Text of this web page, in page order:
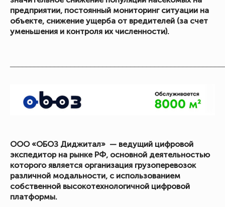
предприятии, постоянный мониторинг ситуации на
объекте, снижение ущерба от вредителей (за счет
уменьшения и контроля их численности).
ООО «ОБОЗ Диджитал» — ведущий цифровой
экспедитор на рынке РФ, основной деятельностью
которого является организация грузоперевозок
различной модальности, с использованием
собственной высокотехнологичной цифровой
платформы.